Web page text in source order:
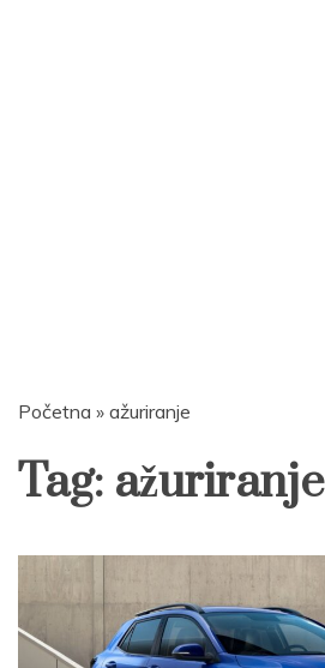
Početna » ažuriranje
Tag: ažuriranje